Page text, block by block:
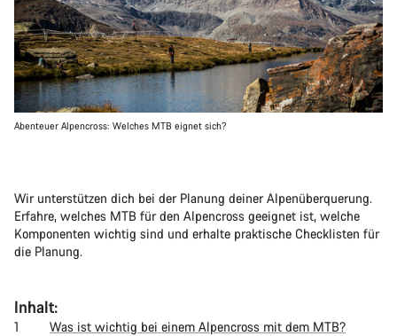
Abenteuer Alpencross: Welches MTB eignet sich?
Wir unterstützen dich bei der Planung deiner Alpenüberquerung.
Erfahre, welches MTB für den Alpencross geeignet ist, welche
Komponenten wichtig sind und erhalte praktische Checklisten für
die Planung.
Inhalt:
Was ist wichtig bei einem Alpencross mit dem MTB?